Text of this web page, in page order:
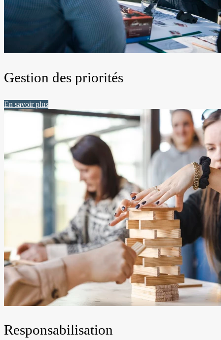
Gestion des priorités
En savoir plus
Responsabilisation